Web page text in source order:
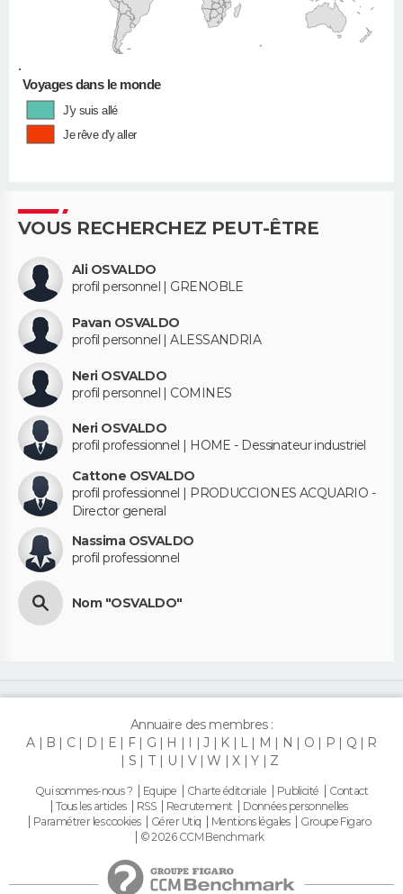
•
Voyages dans le monde
J'y suis allé
Je rêve d'y aller
VOUS RECHERCHEZ PEUT-ÊTRE
Ali OSVALDO
profil personnel | GRENOBLE
Pavan OSVALDO
profil personnel | ALESSANDRIA
Neri OSVALDO
profil personnel | COMINES
Neri OSVALDO
profil professionnel | HOME - Dessinateur industriel
Cattone OSVALDO
profil professionnel | PRODUCCIONES ACQUARIO -
Director general
Nassima OSVALDO
profil professionnel
Nom "OSVALDO"
Annuaire des membres :
A
B C D E F G H I J K L M N O P Q
R
S
T U V W X Y Z
Qui sommes-nous ? Equipe Charte éditoriale Publicité
Contact
Tous les articles
RSS Recrutement
Données personnelles
Paramétrer les cookies
Gérer Utiq Mentions légales
Groupe Figaro
© 2026 CCM Benchmark